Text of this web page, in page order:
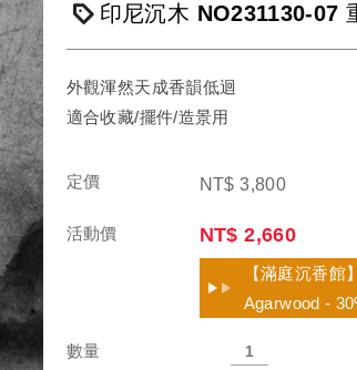
印尼沉木 NO231130-07
外觀渾然天成香韻低迴
適合收藏/擺件/造景用
定價 NT$ 3,800
活動價 NT$ 2,660
【滿庭沉香館
Agarwood -
數量